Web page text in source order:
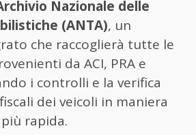
Nazionale delle
(ANTA), un
che raccoglierà tutte le
da ACI, PRA e
i controlli e la verifica
dei veicoli in maniera
rapida.